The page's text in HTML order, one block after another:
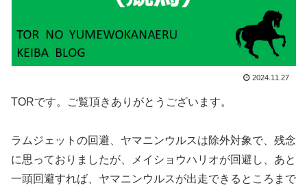
2024.11.27
TORです。ご覧頂きありがとうございます。
ラムジェットの回避、ヤマニンウルスは除外対象で、残念
に思っておりましたが、メイショウハリオが回避し、あと
一頭回避すれば、ヤマニンウルスが出走できるところまで